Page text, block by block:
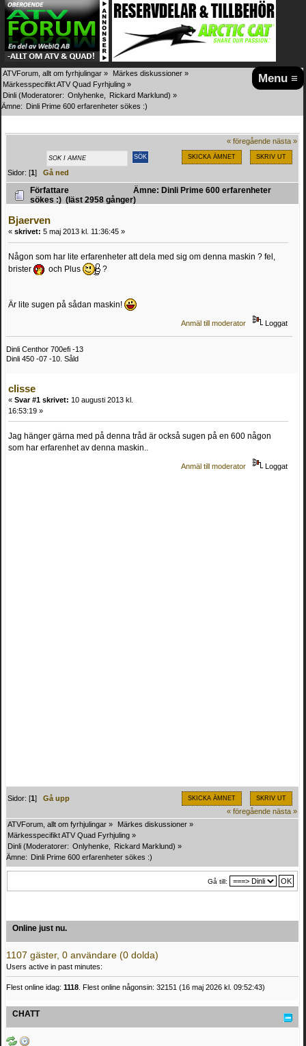
Menu ≡
ATVForum, allt om fyrhjulingar » Märkes diskussioner »
Märkesspecifikt ATV Quad Fyrhjuling »
Dinli (Moderatorer: Onlyhenke Rickard Marklund) »
Ämne: Dinli Prime 600 erfarenheter sökes :)
« föregående nästa »
SKICKA ÄMNET SKRIV UT
Sidor: [1]Gå ned
Författare
Ämne: Dinli Prime 600 erfarenheter
sökes :) (läst 2958 gånger)
Bjaerven
« skrivet: 5 maj 2013 kl. 11:36:45 »
Någon som har lite erfarenheter att dela med sig om denna maskin ? fel,
brister
och Plus ?
Är lite sugen på sådan maskin!
Anmäl till moderator Loggat
Dinli Centhor 700efi -13
Dinli 450 -07 -10. Såld
clisse
« Svar #1 skrivet: 10 augusti 2013 kl.
16:53:19 »
Jag hänger gärna med på denna tråd är också sugen på en 600 någon
som har erfarenhet av denna maskin..
Anmäl till moderator Loggat
SKICKA ÄMNET SKRIV UT
Sidor: [1]Gå upp
« föregående nästa »
ATVForum, allt om fyrhjulingar » Märkes diskussioner »
Märkesspecifikt ATV Quad Fyrhjuling »
Dinli (Moderatorer: Onlyhenke Rickard Marklund) »
Ämne:
Dinli Prime 600 erfarenheter sökes :)
Gå till:
Online just nu.
1107 gäster, 0 användare (0 dolda)
Users active in past minutes:
Flest online idag: 1118 . Flest online någonsin: 32151 (16 maj 2026 kl. 09:52:43)
CHATT